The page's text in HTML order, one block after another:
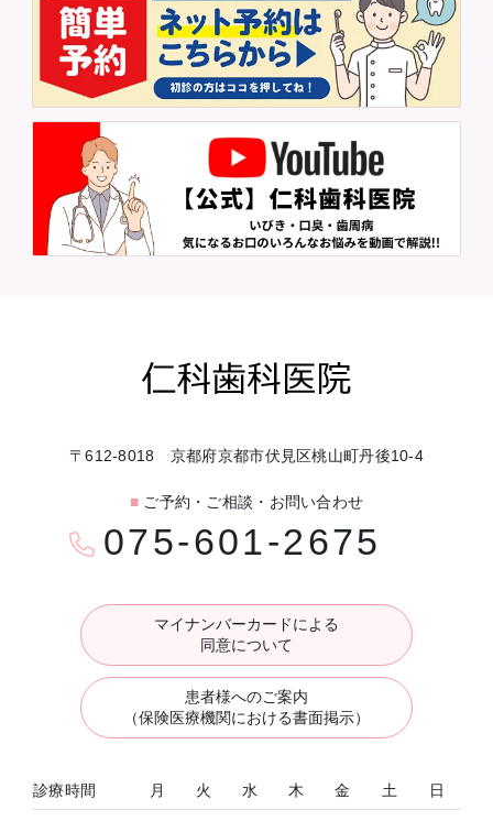
〒612-8018 京都府京都市伏見区桃山町丹後10-4
■ ご予約・ご相談・お問い合わせ
075-601-2675
マイナンバーカードによる
同意について
患者様へのご案内
（保険医療機関における書面掲示）
診療時間 月 火 水 木 金 土 日